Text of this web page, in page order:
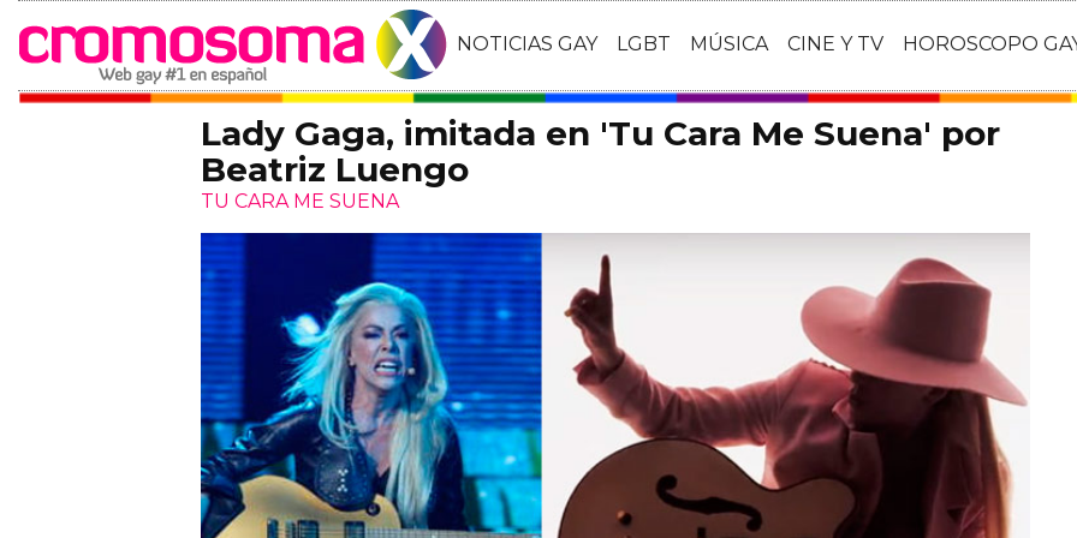
NOTICIAS GAY LGBT MÚSICA CINE Y TV HOROSCOPO
Lady Gaga, imitada en 'Tu Cara Me Suena' por
Beatriz Luengo
TU CARA ME SUENA